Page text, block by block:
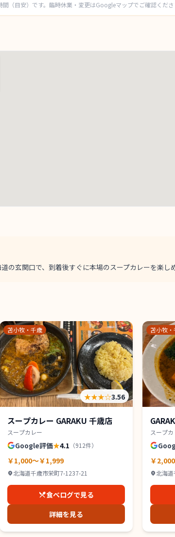
（目安）です。臨時休業・変更はGoogleマップでご確認くだ
の玄関口で、到着後すぐに本場のスープカレーを楽し
苫小牧・千歳
★★★☆3.56
スープカレー GARAKU 千歳店
スープカレー
Google評価★4.1 （912件）
￥1,000～￥1,999
北海道千歳市栄町7-1237-21
食べログで見る
詳細を見る
苫小牧
スープ
￥
北海